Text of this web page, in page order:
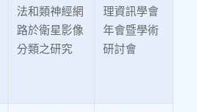
法和類神經網
路於衛星影像
分類之研究
理資訊學會
年會暨學術
研討會